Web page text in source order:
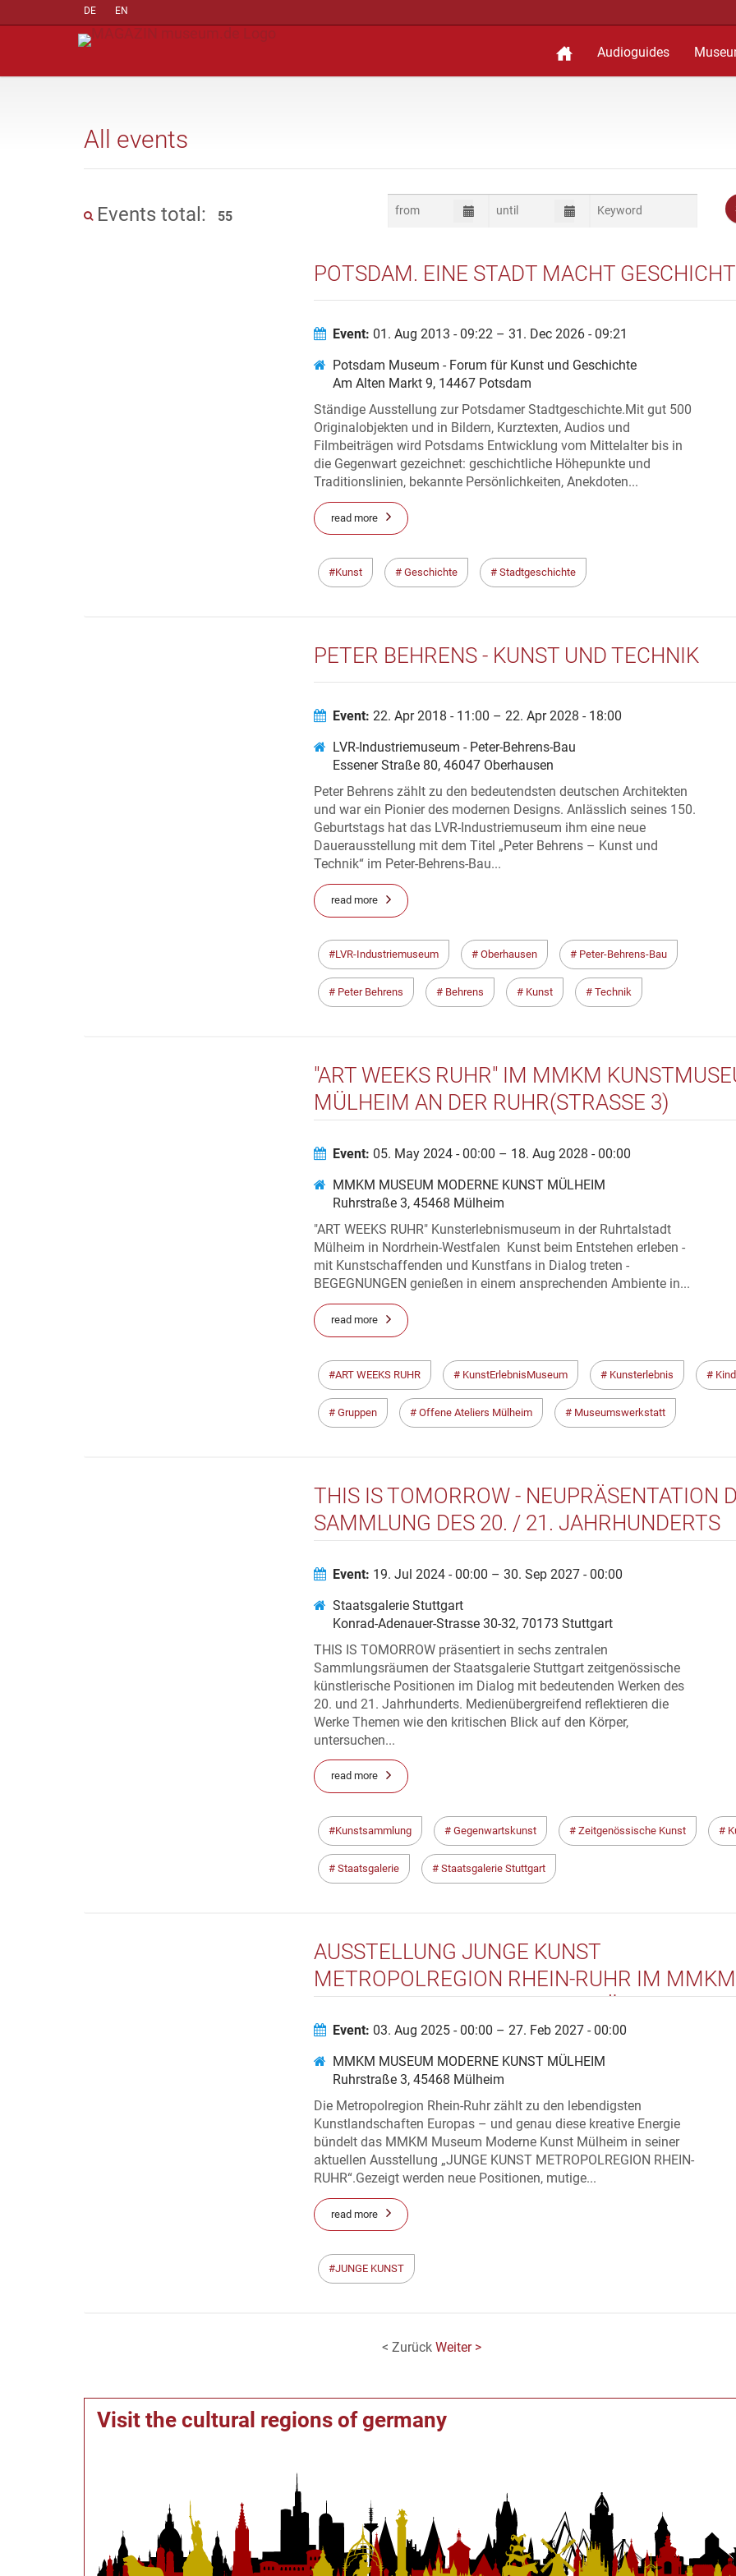
DE EN
Audioguides
All events
Events total: 55
POTSDAM. EINE STADT MACHT
Event: 01. Aug 2013 - 09:22 – 31. Dec 2026 - 09:21
Potsdam Museum - Forum für Kunst und Geschichte
Am Alten Markt 9, 14467 Potsdam
Ständige Ausstellung zur Potsdamer Stadtgeschichte.Mit gut 500
Originalobjekten und in Bildern, Kurztexten, Audios und
Filmbeiträgen wird Potsdams Entwicklung vom Mittelalter bis in
die Gegenwart gezeichnet: geschichtliche Höhepunkte und
Traditionslinien, bekannte Persönlichkeiten, Anekdoten...
read more
Kunst Geschichte Stadtgeschichte
PETER BEHRENS - KUNST UND TECHNIK
Event: 22. Apr 2018 - 11:00 – 22. Apr 2028 - 18:00
LVR-Industriemuseum - Peter-Behrens-Bau
Essener Straße 80, 46047 Oberhausen
Peter Behrens zählt zu den bedeutendsten deutschen Architekten
und war ein Pionier des modernen Designs. Anlässlich seines 150.
Geburtstags hat das LVR-Industriemuseum ihm eine neue
Dauerausstellung mit dem Titel „Peter Behrens – Kunst und
Technik“ im Peter-Behrens-Bau...
read more
LVR-Industriemuseum Oberhausen Peter-Behrens-Bau
Peter Behrens Behrens Kunst Technik
"ART WEEKS RUHR" IM MMKM
MÜLHEIM AN DER RUHR(STRASSE 3)
Event: 05. May 2024 - 00:00 – 18. Aug 2028 - 00:00
MMKM MUSEUM MODERNE KUNST MÜLHEIM
Ruhrstraße 3, 45468 Mülheim
"ART WEEKS RUHR" Kunsterlebnismuseum in der Ruhrtalstadt
Mülheim in Nordrhein-Westfalen Kunst beim Entstehen erleben -
mit Kunstschaffenden und Kunstfans in Dialog treten -
BEGEGNUNGEN genießen in einem ansprechenden Ambiente in...
read more
ART WEEKS RUHR KunstErlebnisMuseum Kunsterlebnis
Gruppen Offene Ateliers Mülheim Museumswerkstatt
THIS IS TOMORROW - NEUPRÄSENTATION
SAMMLUNG DES 20. / 21. JAHRHUNDERTS
Event: 19. Jul 2024 - 00:00 – 30. Sep 2027 - 00:00
Staatsgalerie Stuttgart
Konrad-Adenauer-Strasse 30-32, 70173 Stuttgart
THIS IS TOMORROW präsentiert in sechs zentralen
Sammlungsräumen der Staatsgalerie Stuttgart zeitgenössische
künstlerische Positionen im Dialog mit bedeutenden Werken des
20. und 21. Jahrhunderts. Medienübergreifend reflektieren die
Werke Themen wie den kritischen Blick auf den Körper,
untersuchen...
read more
Kunstsammlung Gegenwartskunst Zeitgenössische Kunst
Staatsgalerie Staatsgalerie Stuttgart
AUSSTELLUNG JUNGE KUNST
METROPOLREGION RHEIN-RUHR IM MMKM
Event: 03. Aug 2025 - 00:00 – 27. Feb 2027 - 00:00
MMKM MUSEUM MODERNE KUNST MÜLHEIM
Ruhrstraße 3, 45468 Mülheim
Die Metropolregion Rhein-Ruhr zählt zu den lebendigsten
Kunstlandschaften Europas – und genau diese kreative Energie
bündelt das MMKM Museum Moderne Kunst Mülheim in seiner
aktuellen Ausstellung „JUNGE KUNST METROPOLREGION RHEIN-
RUHR“.Gezeigt werden neue Positionen, mutige...
read more
JUNGE KUNST
< ZurückWeiter >
Visit the cultural regions of germany